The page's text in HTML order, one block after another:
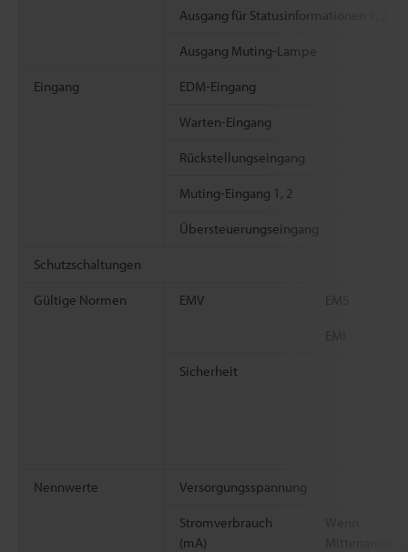
Ausgang für Statusinformationen 1, 2
Ausgang Muting-Lampe
Eingang EDM-Eingang
Warten-Eingang
Rückstellungseingang
Muting-Eingang 1, 2
Übersteuerungseingang
Schutzschaltungen
Gültige Normen EMV
Sicherheit
Nennwerte Versorgungsspannung
Stromverbrauch
(mA)